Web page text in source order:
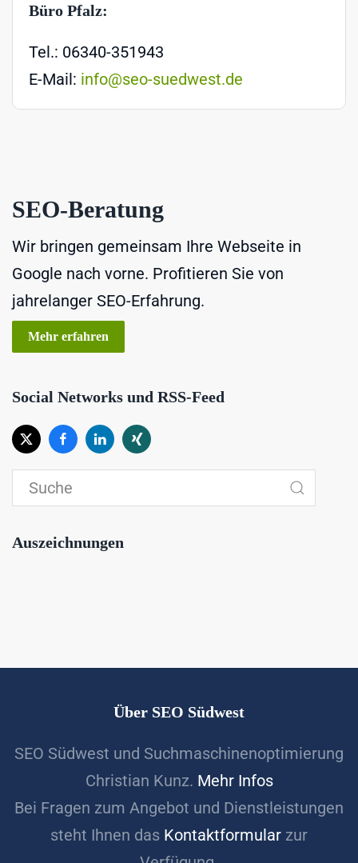
Büro Pfalz:
Tel.: 06340-351943
E-Mail: info@seo-suedwest.de
SEO-Beratung
Wir bringen gemeinsam Ihre Webseite in
Google nach vorne. Profitieren Sie von
jahrelanger SEO-Erfahrung.
Mehr erfahren
Social Networks und RSS-Feed
Auszeichnungen
Über SEO Südwest
SEO Südwest und Suchmaschinenoptimierung
Christian Kunz. Mehr Infos
Bei Fragen zum Angebot und Dienstleistungen
steht Ihnen das Kontaktformular zur